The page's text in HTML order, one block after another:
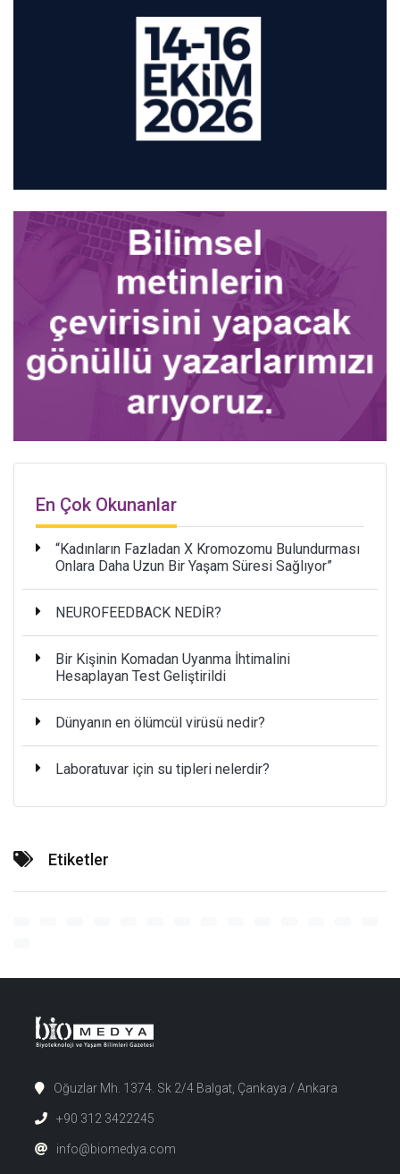
En Çok Okunanlar
“Kadınların Fazladan X Kromozomu Bulundurması
Onlara Daha Uzun Bir Yaşam Süresi Sağlıyor”
NEUROFEEDBACK NEDİR?
Bir Kişinin Komadan Uyanma İhtimalini
Hesaplayan Test Geliştirildi
Dünyanın en ölümcül virüsü nedir?
Laboratuvar için su tipleri nelerdir?
Etiketler
Oğuzlar Mh. 1374. Sk 2/4 Balgat, Çankaya / Ankara
+90 312 3422245
info@biomedya.com